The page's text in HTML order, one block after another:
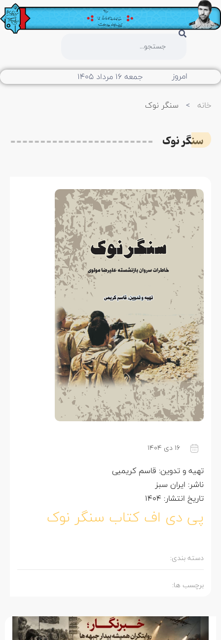
امروز جمعه ۱۶ مرداد ۱۴۰۵
خانه > سنگر نوک
سنگر نوک
۱۶ دی ۱۴۰۴
تهیه و تدوین: قاسم کریمیی
ناشر: ایران سبز
تاریخ انتشار: 1404
پی دی اف کتاب سنگر نوک
دسته بندی:
برچسب ها: